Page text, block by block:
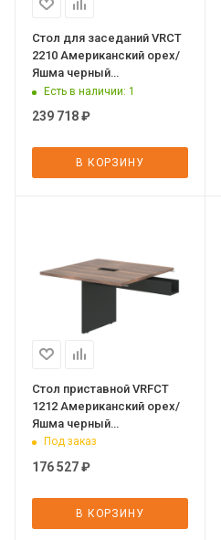
Стол для заседаний VRCT
2210 Американский орех/
Яшма черный
2200х1000х750 VELION
VENEER
Есть в наличии: 1
239 718₽
В КОРЗИНУ
Стол приставной VRFCT
1212 Американский орех/
Яшма черный
1200х1200х750 VELION
Под заказ
176 527₽
В КОРЗИНУ